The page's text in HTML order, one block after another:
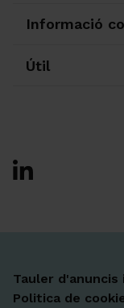
Informació
Útil
Ir a Facebook
Ir a X-twitter
Ir a Instagram
Ir a Linkedin
Ir a Youtube
Ir a Blogger
Ir a Vimeo
Tauler
Politica de